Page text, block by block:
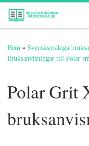
Hoppa till innehåll
Hem » Svenskspråkiga
Bruksanvisningar till Polar
Polar Grit